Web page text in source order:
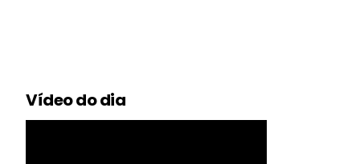
Vídeo do dia